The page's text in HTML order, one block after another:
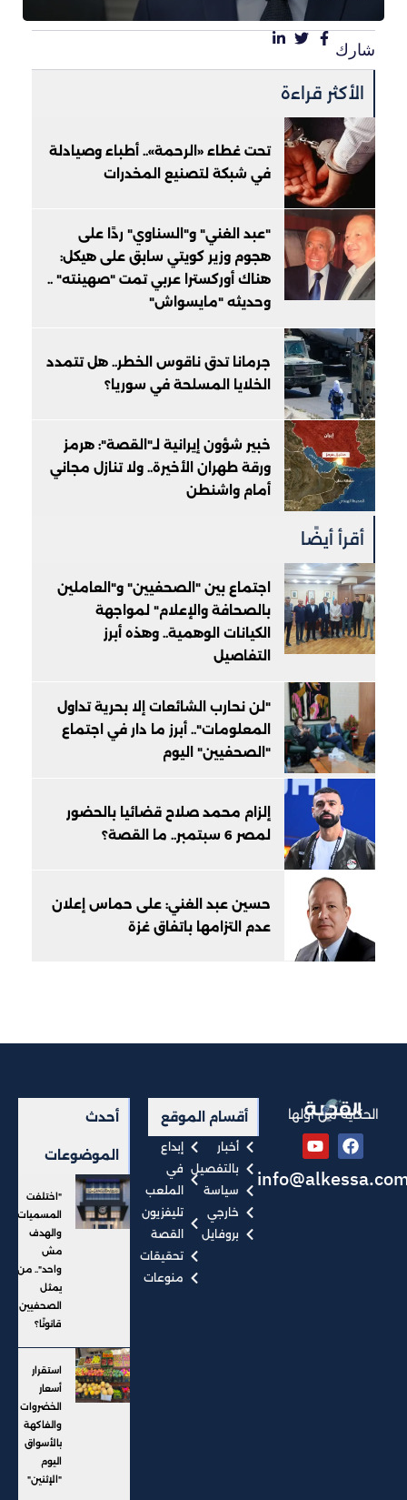
شارك
الأكثر قراءة
تحت غطاء «الرحمة».. أطباء وصيادلة
في شبكة لتصنيع المخدرات
"عبد الغني" و"السناوي" ردًا على
هجوم وزير كويتي سابق على هيكل:
هناك أوركسترا عربي تمت "صهينته" ..
وحديثه "مايسواش"
جرمانا تدق ناقوس الخطر.. هل تتمدد
الخلايا المسلحة في سوريا؟
خبير شؤون إيرانية لـ"القصة": هرمز
ورقة طهران الأخيرة.. ولا تنازل مجاني
أمام واشنطن
أقرأ أيضًا
اجتماع بين "الصحفيين" و"العاملين
بالصحافة والإعلام" لمواجهة
الكيانات الوهمية.. وهذه أبرز
التفاصيل
"لن نحارب الشائعات إلا بحرية تداول
المعلومات".. أبرز ما دار في اجتماع
"الصحفيين" اليوم
إلزام محمد صلاح قضائيا بالحضور
لمصر 6 سبتمبر.. ما القصة؟
حسين عبد الغني: على حماس إعلان
عدم التزامها باتفاق غزة
الحكاية من أولها أقسام الموقع
أخبار
بالتفصيل
سياسة
خارجي
بروفايل
إبداع
في
الملعب
تليفزيون
القصة
تحقيقات
منوعات
أحدث
الموضوعات
"اختلفت
المسميات
والهدف
مش
واحد".. من
يمثل
الصحفيين
قانونًا؟
استقرار
أسعار
الخضروات
والفاكهة
بالأسواق
اليوم
"الإثنين"